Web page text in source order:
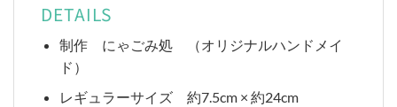
DETAILS
制作 にゃごみ処 （オリジナルハンドメイ
ド）
レギュラーサイズ 約7.5cm × 約24cm